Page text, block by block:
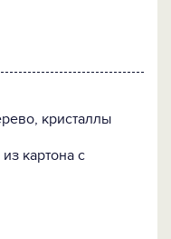
кто ценит
кристаллы
картона с